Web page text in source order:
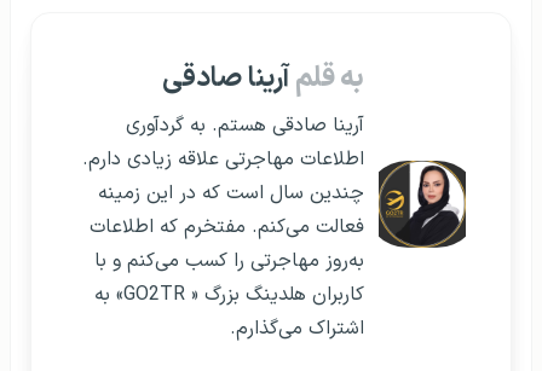
به قلمآرینا صادقی
آرینا صادقی هستم. به گردآوری
اطلاعات مهاجرتی علاقه زیادی دارم.
چندین سال است که در این زمینه
فعالت می‌کنم. مفتخرم که اطلاعات
به‌روز مهاجرتی را کسب می‌کنم و با
کاربران هلدینگ بزرگ « GO2TR» به
اشتراک می‌گذارم.